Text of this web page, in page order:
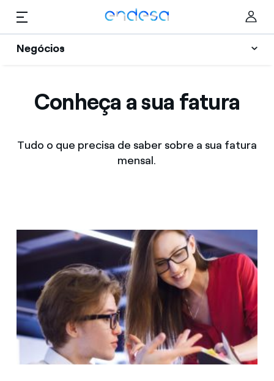
Negócios
Informação útil
Particulares
Conheça a sua fatura
Tudo o que precisa de saber sobre a sua fatura
mensal.